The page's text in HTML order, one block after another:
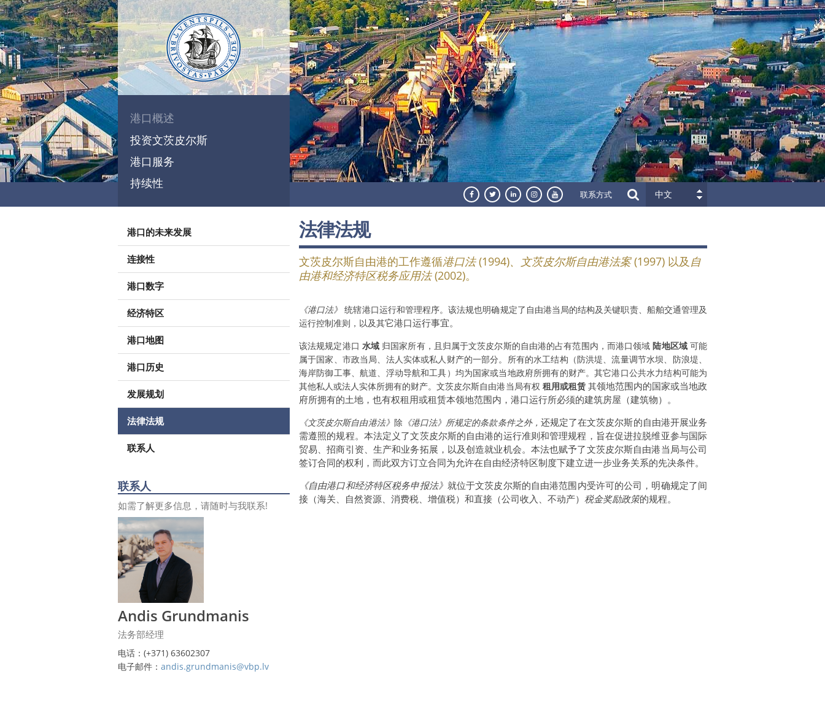
港口概述
投资文茨皮尔斯
港口服务
持续性
联系方式 中文
港口的未来发展
连接性
港口数字
经济特区
港口地图
港口历史
发展规划
法律法规
联系人
联系人
如需了解更多信息，请随时与我联系!
Andis Grundmanis
法务部经理
电话：(+371) 63602307
电子邮件： andis.grundmanis@vbp.lv
法律法规
文茨皮尔斯自由港的工作遵循港口法(1994)、文茨皮尔斯自由港法案(1997) 以及 自
由港和经济特区税务应用法(2002)。
《港口法》
统辖港口运行和管理程序。该法规也明确规定了自由港当局的结构及关键职责、船舶交通管理及
运行控制准则，以及其它港口运行事宜。
该法规规定港口 水域 归国家所有，且归属于文茨皮尔斯的自由港的占有范围内，而港口领域 陆地区域 可能
属于国家、市政当局、法人实体或私人财产的一部分。所有的水工结构（防洪堤、流量调节水坝、防浪堤、
海岸防御工事、航道、浮动导航和工具）均为国家或当地政府所拥有的财产。其它港口公共水力结构可能为
其他私人或法人实体所拥有的财产。文茨皮尔斯自由港当局有权 租用或租赁 其领地范围内的国家或当地政
府所拥有的土地，也有权租用或租赁本领地范围内，港口运行所必须的建筑房屋（建筑物）。
《文茨皮尔斯自由港法》 除 《港口法》所规定的条款条件之外， 还规定了在文茨皮尔斯的自由港开展业务
需遵照的规程。本法定义了文茨皮尔斯的自由港的运行准则和管理规程，旨在促进拉脱维亚参与国际
贸易、招商引资、生产和业务拓展，以及创造就业机会。本法也赋予了文茨皮尔斯自由港当局与公司
签订合同的权利，而此双方订立合同为允许在自由经济特区制度下建立进一步业务关系的先决条件。
《自由港口和经济特区税务申报法》 就位于文茨皮尔斯的自由港范围内受许可的公司，明确规定了间
接（海关、自然资源、消费税、增值税）和直接（公司收入、不动产） 税金奖励政策的规程。